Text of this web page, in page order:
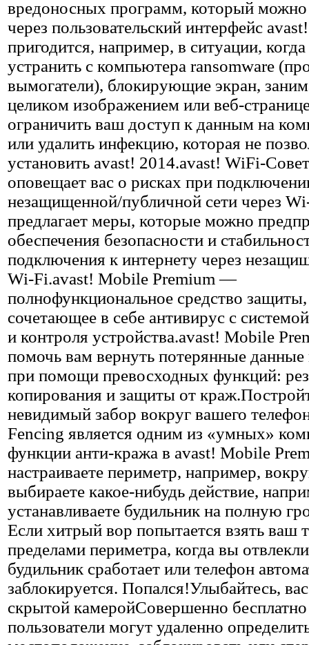
вредоносных программ, который можно
через пользовательский интерфейс
пригодится, например, в ситуации,
устранить с компьютера ransomware
вымогатели), блокирующие экран,
целиком изображением или веб-
ограничить ваш доступ к данным на
или удалить инфекцию, которая не
установить avast! 2014.avast! WiFi-
оповещает вас о рисках при
незащищенной/публичной сети через
предлагает меры, которые можно
обеспечения безопасности и
подключения к интернету через
Wi-Fi.avast! Mobile Premium —
полнофункциональное средство защиты,
сочетающее в себе антивирус с
и контроля устройства.avast! Mobile
помочь вам вернуть потерянные данные
при помощи превосходных функций:
копирования и защиты от
невидимый забор вокруг вашего
Fencing является одним из «умных»
функции анти-кража в avast! Mobile
настраиваете периметр, например,
выбираете какое-нибудь действие,
устанавливаете будильник на полную
Если хитрый вор попытается взять ваш
пределами периметра, когда вы
будильник сработает или телефон
заблокируется. Попался!Улыбайтесь,
скрытой камеройСовершенно бесплатно
пользователи могут удаленно